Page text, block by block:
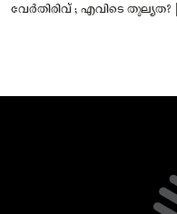
വേർതിരിവ് ; എവിടെ തുല്യത? |